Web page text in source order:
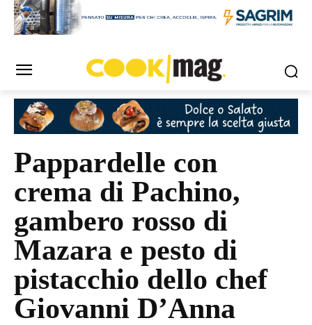
Pappardelle con
crema di Pachino,
gambero rosso di
Mazara e pesto di
pistacchio dello chef
Giovanni D’Anna